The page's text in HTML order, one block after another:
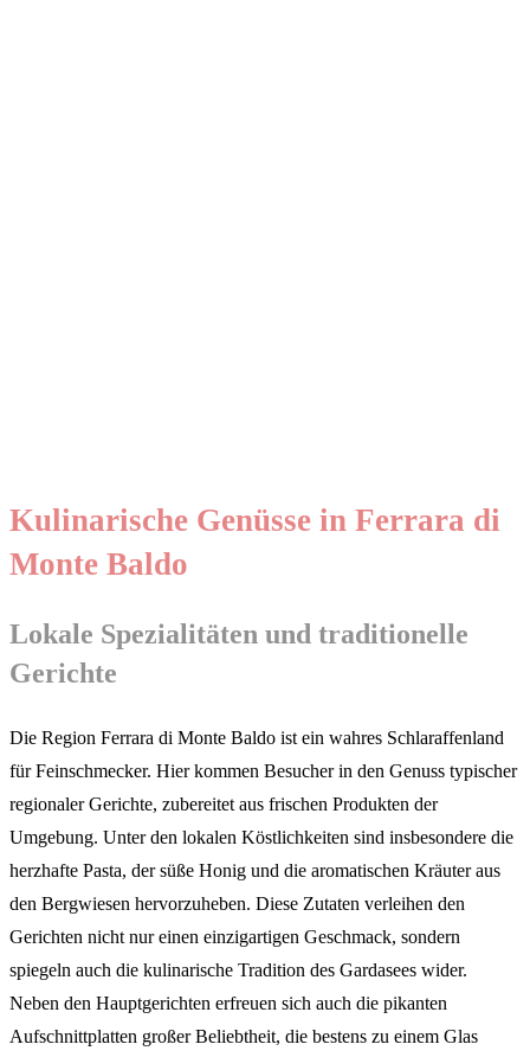
Kulinarische Genüsse in Ferrara di
Monte Baldo
Lokale Spezialitäten und traditionelle
Gerichte
Die Region Ferrara di Monte Baldo ist ein wahres Schlaraffenland
für Feinschmecker. Hier kommen Besucher in den Genuss typischer
regionaler Gerichte, zubereitet aus frischen Produkten der
Umgebung. Unter den lokalen Köstlichkeiten sind insbesondere die
herzhafte Pasta, der süße Honig und die aromatischen Kräuter aus
den Bergwiesen hervorzuheben. Diese Zutaten verleihen den
Gerichten nicht nur einen einzigartigen Geschmack, sondern
spiegeln auch die kulinarische Tradition des Gardasees wider.
Neben den Hauptgerichten erfreuen sich auch die pikanten
Aufschnittplatten großer Beliebtheit, die bestens zu einem Glas